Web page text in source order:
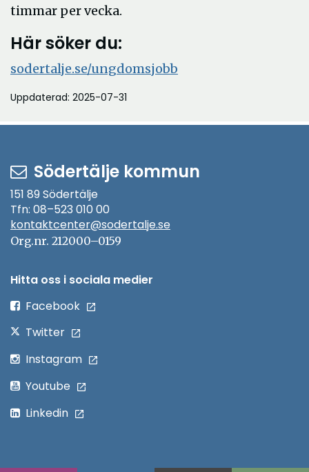
timmar per vecka.
Här söker du:
sodertalje.se/ungdomsjobb
Uppdaterad: 2025-07-31
Södertälje kommun
151 89 Södertälje
Tfn: 08–523 010 00
kontaktcenter@sodertalje.se
Org.nr. 212000–0159
Hitta oss i sociala medier
FacebookÖppna
fönster
TwitterÖppna
fönster
InstagramÖppna
nytt
fönster
Youtube Öppna
nytt
LinkedinÖppna